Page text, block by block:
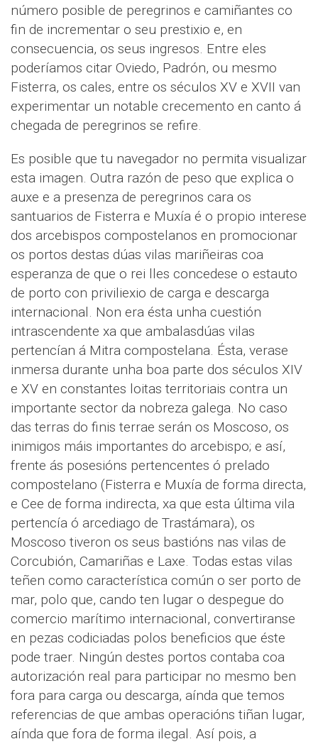
número posible de peregrinos e camiñantes co
fin de incrementar o seu prestixio e, en
consecuencia, os seus ingresos. Entre eles
poderíamos citar Oviedo, Padrón, ou mesmo
Fisterra, os cales, entre os séculos XV e XVII van
experimentar un notable crecemento en canto á
chegada de peregrinos se refire.
Es posible que tu navegador no permita visualizar
esta imagen. Outra razón de peso que explica o
auxe e a presenza de peregrinos cara os
santuarios de Fisterra e Muxía é o propio interese
dos arcebispos compostelanos en promocionar
os portos destas dúas vilas mariñeiras coa
esperanza de que o rei lles concedese o estauto
de porto con priviliexio de carga e descarga
internacional. Non era ésta unha cuestión
intrascendente xa que ambalasdúas vilas
pertencían á Mitra compostelana. Ésta, verase
inmersa durante unha boa parte dos séculos XIV
e XV en constantes loitas territoriais contra un
importante sector da nobreza galega. No caso
das terras do finis terrae serán os Moscoso, os
inimigos máis importantes do arcebispo; e así,
frente ás posesións pertencentes ó prelado
compostelano (Fisterra e Muxía de forma directa,
e Cee de forma indirecta, xa que esta última vila
pertencía ó arcediago de Trastámara), os
Moscoso tiveron os seus bastións nas vilas de
Corcubión, Camariñas e Laxe. Todas estas vilas
teñen como característica común o ser porto de
mar, polo que, cando ten lugar o despegue do
comercio marítimo internacional, convertiranse
en pezas codiciadas polos beneficios que éste
pode traer. Ningún destes portos contaba coa
autorización real para participar no mesmo ben
fora para carga ou descarga, aínda que temos
referencias de que ambas operacións tiñan lugar,
aínda que fora de forma ilegal. Así pois, a